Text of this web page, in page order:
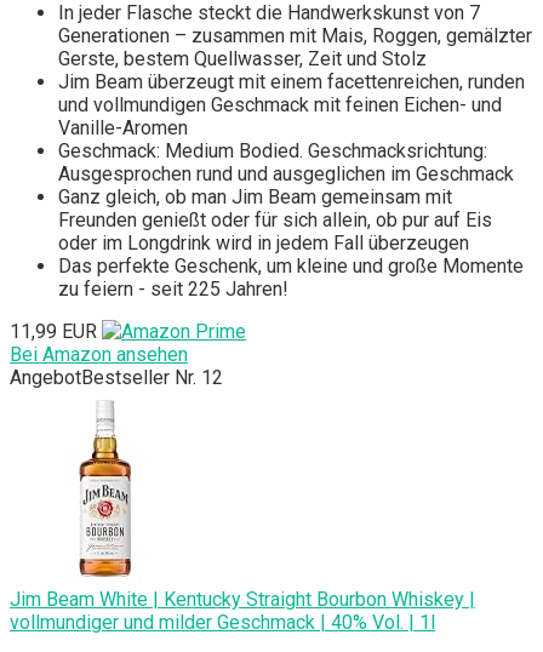
In jeder Flasche steckt die Handwerkskunst von 7
Generationen – zusammen mit Mais, Roggen, gemälzter
Gerste, bestem Quellwasser, Zeit und Stolz
Jim Beam überzeugt mit einem facettenreichen, runden
und vollmundigen Geschmack mit feinen Eichen- und
Vanille-Aromen
Geschmack: Medium Bodied. Geschmacksrichtung:
Ausgesprochen rund und ausgeglichen im Geschmack
Ganz gleich, ob man Jim Beam gemeinsam mit
Freunden genießt oder für sich allein, ob pur auf Eis
oder im Longdrink wird in jedem Fall überzeugen
Das perfekte Geschenk, um kleine und große Momente
zu feiern - seit 225 Jahren!
11,99 EUR
Bei Amazon ansehen
AngebotBestseller Nr. 12
Jim Beam White | Kentucky Straight Bourbon Whiskey |
vollmundiger und milder Geschmack | 40% Vol. | 1l